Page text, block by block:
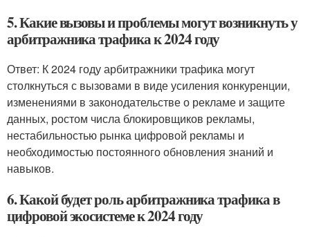
5. Какие вызовы и проблемы могут возникнуть у
арбитражника трафика к 2024 году
Ответ: К 2024 году арбитражники трафика могут
столкнуться с вызовами в виде усиления конкуренции,
изменениями в законодательстве о рекламе и защите
данных, ростом числа блокировщиков рекламы,
нестабильностью рынка цифровой рекламы и
необходимостью постоянного обновления знаний и
навыков.
6. Какой будет роль арбитражника трафика в
цифровой экосистеме к 2024 году